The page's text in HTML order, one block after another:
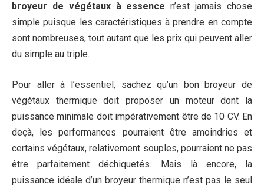
broyeur de végétaux à essence n’est jamais chose
simple puisque les caractéristiques à prendre en compte
sont nombreuses, tout autant que les prix qui peuvent aller
du simple au triple.
Pour aller à l’essentiel, sachez qu’un bon broyeur de
végétaux thermique doit proposer un moteur dont la
puissance minimale doit impérativement être de 10 CV. En
deçà, les performances pourraient être amoindries et
certains végétaux, relativement souples, pourraient ne pas
être parfaitement déchiquetés. Mais là encore, la
puissance idéale d’un broyeur thermique n’est pas le seul